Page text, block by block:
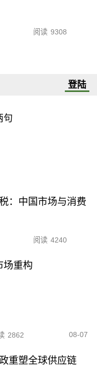
阅读 9308
登陆
句
：中国市场与消费
阅读 4240
场重构
2862 08-07
重塑全球供应链